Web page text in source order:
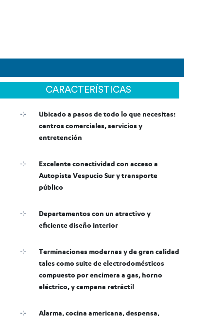
CARACTERÍSTICAS
Ubicado a pasos de todo lo que necesitas:
centros comerciales, servicios y
entretención
Excelente conectividad con acceso a
Autopista Vespucio Sur y transporte
público
Departamentos con un atractivo y
eficiente diseño interior
Terminaciones modernas y de gran calidad
tales como suite de electrodomésticos
compuesto por encimera a gas, horno
eléctrico, y campana retráctil
Alarma, cocina americana, despensa,